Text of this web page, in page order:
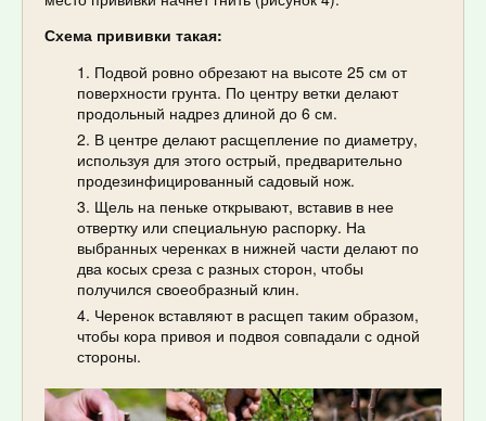
Схема прививки такая:
Подвой ровно обрезают на высоте 25 см от
поверхности грунта. По центру ветки делают
продольный надрез длиной до 6 см.
В центре делают расщепление по диаметру,
используя для этого острый, предварительно
продезинфицированный садовый нож.
Щель на пеньке открывают, вставив в нее
отвертку или специальную распорку. На
выбранных черенках в нижней части делают по
два косых среза с разных сторон, чтобы
получился своеобразный клин.
Черенок вставляют в расщеп таким образом,
чтобы кора привоя и подвоя совпадали с одной
стороны.